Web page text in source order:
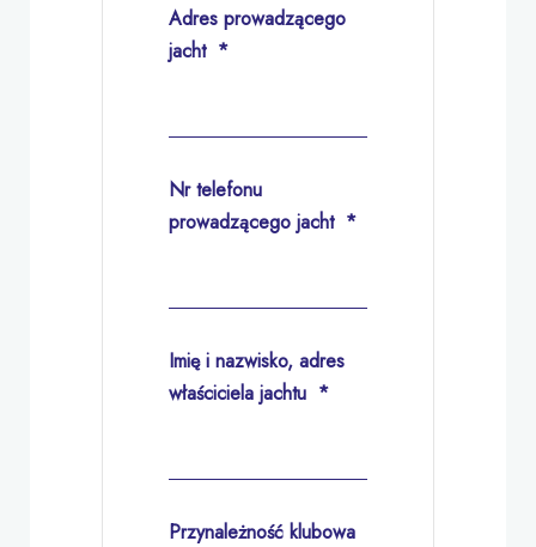
Adres prowadzącego
jacht *
Nr telefonu
prowadzącego jacht *
Imię i nazwisko, adres
właściciela jachtu *
Przynależność klubowa